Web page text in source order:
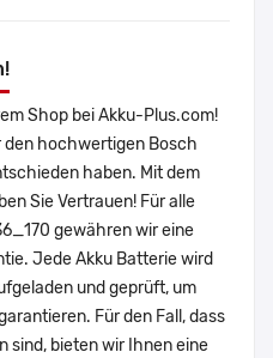
Shop bei Akku-Plus.com!
den hochwertigen Bosch
haben. Mit dem
Sie Vertrauen! Für alle
gewähren wir eine
Jede Akku Batterie wird
und geprüft, um
Für den Fall, dass
sind, bieten wir Ihnen eine